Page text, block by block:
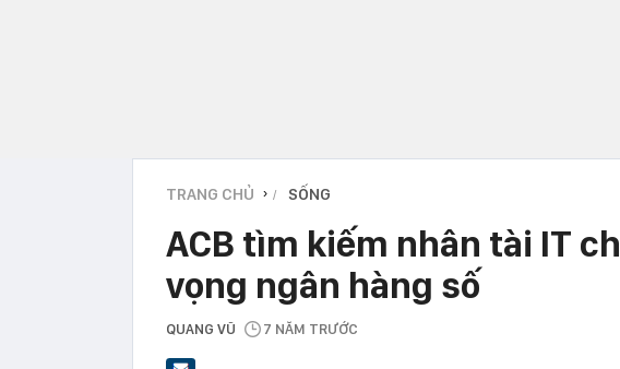
TRANG CHỦ › SỐNG
ACB tìm kiếm nhân tài IT
vọng ngân hàng số
QUANG VŨ 7 NĂM TRƯỚC